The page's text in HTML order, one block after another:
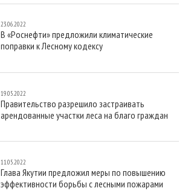
23.06.2022
В «Роснефти» предложили климатические
поправки к Лесному кодексу
19.05.2022
Правительство разрешило застраивать
арендованные участки леса на благо граждан
11.05.2022
Глава Якутии предложил меры по повышению
эффективности борьбы с лесными пожарами